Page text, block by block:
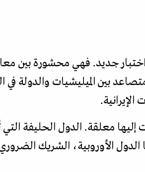
جديد. فهي محشورة بين
بين الميليشيات والدولة في
إليها معلقة. الدول الحليفة
الدول الأوروبية، الشريك